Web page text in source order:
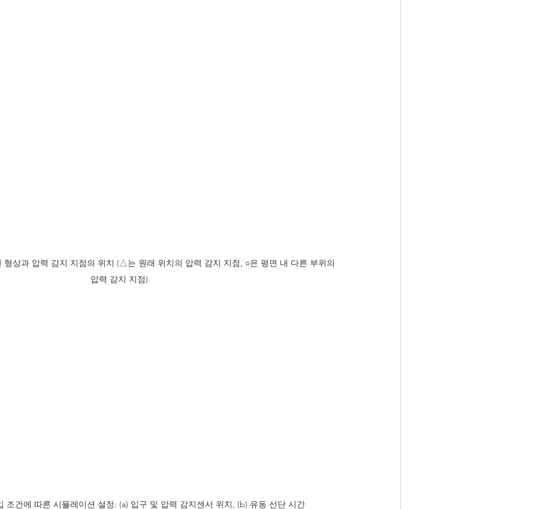
형상과 압력 감지 지점의 위치 (△는 원래 위치의 압력 감지 지점, ○은 평면 내 다른 부위의
압력 감지 지점)
조건에 따른 시뮬레이션 설정: (a) 입구 및 압력 감지센서 위치, (b) 유동 선단 시간